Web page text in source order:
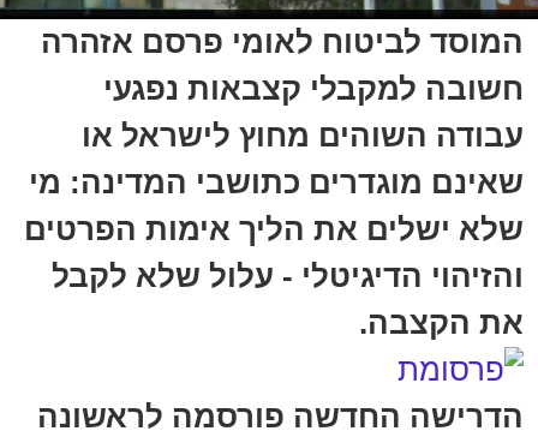
המוסד לביטוח לאומי פרסם אזהרה
חשובה למקבלי קצבאות נפגעי
עבודה השוהים מחוץ לישראל או
שאינם מוגדרים כתושבי המדינה: מי
שלא ישלים את הליך אימות הפרטים
והזיהוי הדיגיטלי - עלול שלא לקבל
את הקצבה.
הדרישה החדשה פורסמה לראשונה